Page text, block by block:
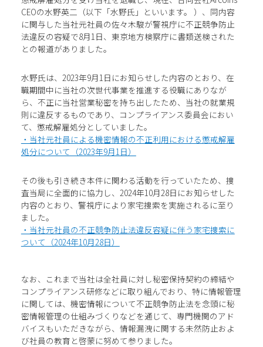
CEOの水野英二（以下「水野氏」といいます。 ）、同内容
に関与した当社元社員の佐々木駿が警視庁に不正競争防止
法違反の容疑で8月1日、東京地方検察庁に書類送検された
との報道がありました。
水野氏は、2023年9月1日にお知らせした内容のとおり、在
職期間中に当社の次世代事業を推進する役職にありなが
ら、不正に当社営業秘密を持ち出したため、当社の就業規
則に違反するものであり、コンプライアンス委員会におい
て、懲戒解雇処分としていました。
・当社元社員による機密情報の不正利用における懲戒解雇
処分について（2023年9月1日）
その後も引き続き本件に関わる活動を行っていたため、捜
査当局に全面的に協力し、2024年10月28日にお知らせした
内容のとおり、警視庁により家宅捜索を実施されるに至り
ました。
・当社元社員の不正競争防止法違反容疑に伴う家宅捜索に
ついて（2024年10月28日）
なお、これまで当社は全社員に対し秘密保持契約の締結や
コンプライアンス研修などに取り組んでおり、特に情報管理
に関しては、機密情報について不正競争防止法を念頭に秘
密情報管理の仕組みづくりなどを通じて、専門機関のアド
バイスもいただきながら、情報漏洩に関する未然防止およ
び社員の教育と啓蒙に努めて参りました。